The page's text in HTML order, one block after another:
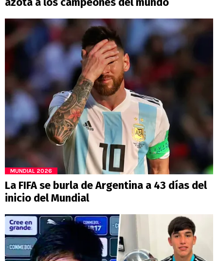
MUNDIAL 2026
La FIFA se burla de Argentina a 43 días del
inicio del Mundial